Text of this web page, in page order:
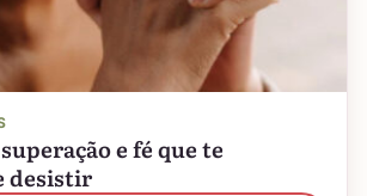
e fé que te
desistir